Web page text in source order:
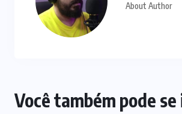
About Author
Você também pode